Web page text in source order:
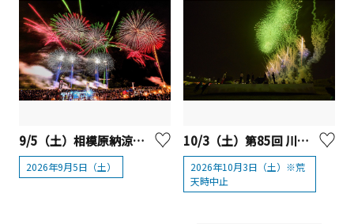
9/5（土）相模原納涼花火大会
2026年9月5日（土）
10/3（土）第85回 川崎市制記念多摩川花火大会
2026年10月3日（土）※荒
天時中止